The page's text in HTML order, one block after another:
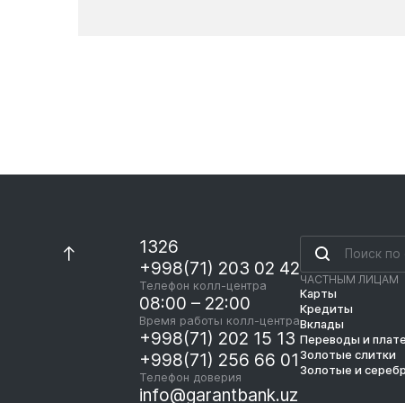
1326
+998(71) 203 02 42
Телефон колл-центра
08:00 – 22:00
Время работы колл-центра
+998(71) 202 15 13
+998(71) 256 66 01
Телефон доверия
info@garantbank.uz
ЧАСТНЫМ ЛИЦАМ
Карты
Кредиты
Вклады
Переводы и
Золотые слитки
Золотые и